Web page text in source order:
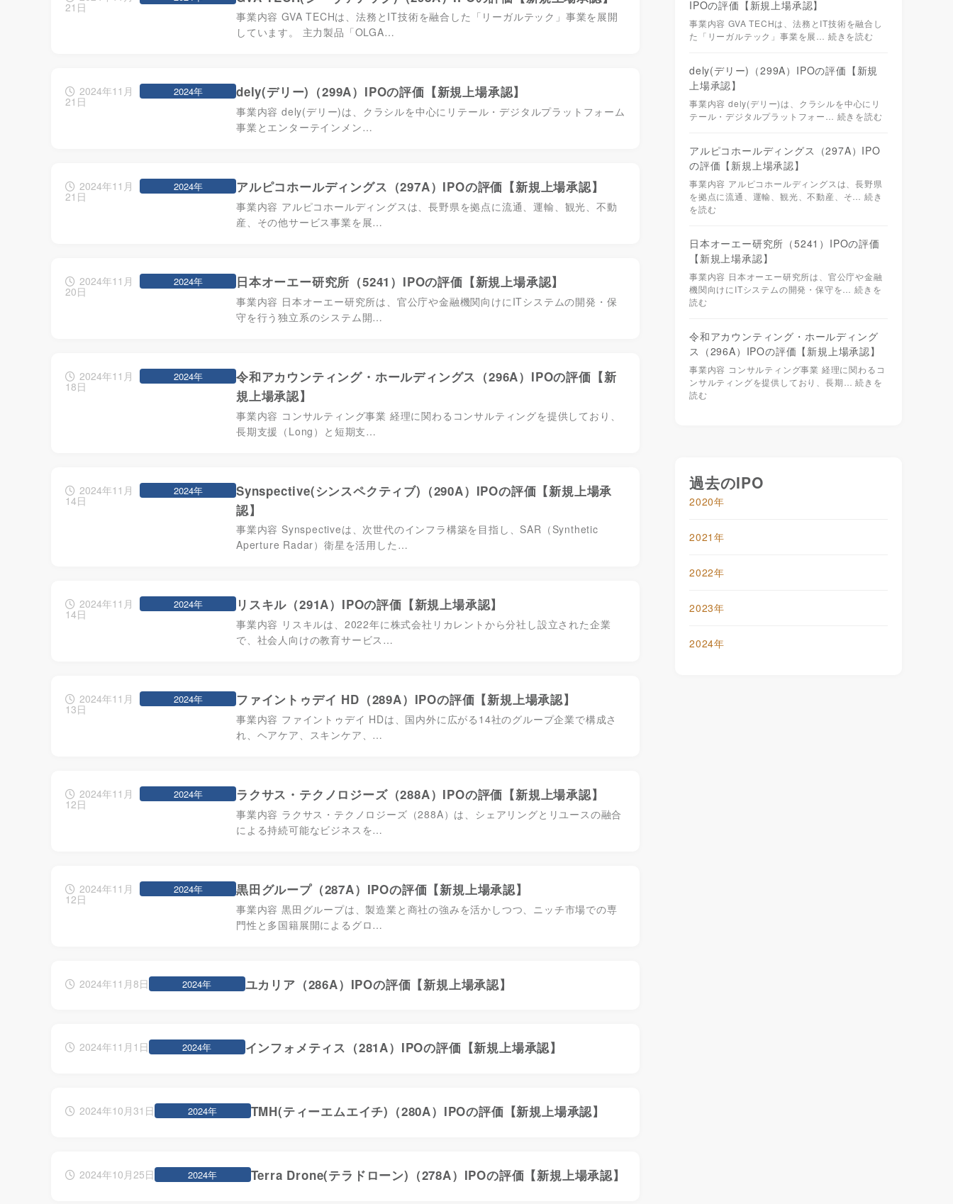
21日
事業内容 GVA TECHは、法務とIT技術を融合した「リーガルテック」事業を展開
しています。 主力製品「OLGA…
2024年
2024年11月
21日
dely(デリー)（299A）IPOの評価【新規上場承認】
事業内容 dely(デリー)は、クラシルを中心にリテール・デジタルプラットフォーム
事業とエンターテインメン…
2024年
2024年11月
21日
アルピコホールディングス（297A）IPOの評価【新規上場承認】
事業内容 アルピコホールディングスは、長野県を拠点に流通、運輸、観光、不動
産、その他サービス事業を展…
2024年
2024年11月
20日
日本オーエー研究所（5241）IPOの評価【新規上場承認】
事業内容 日本オーエー研究所は、官公庁や金融機関向けにITシステムの開発・保
守を行う独立系のシステム開…
2024年
2024年11月
18日
令和アカウンティング・ホールディングス（296A）IPOの評価【新
規上場承認】
事業内容 コンサルティング事業 経理に関わるコンサルティングを提供しており、
長期支援（Long）と短期支…
2024年
2024年11月
14日
Synspective(シンスペクティブ)（290A）IPOの評価【新規上場承
認】
事業内容 Synspectiveは、次世代のインフラ構築を目指し、SAR（Synthetic
Aperture Radar）衛星を活用した…
2024年
2024年11月
14日
リスキル（291A）IPOの評価【新規上場承認】
事業内容 リスキルは、2022年に株式会社リカレントから分社し設立された企業
で、社会人向けの教育サービス…
2024年
2024年11月
13日
ファイントゥデイ HD（289A）IPOの評価【新規上場承認】
事業内容 ファイントゥデイ HDは、国内外に広がる14社のグループ企業で構成さ
れ、ヘアケア、スキンケア、…
2024年
2024年11月
12日
ラクサス・テクノロジーズ（288A）IPOの評価【新規上場承認】
事業内容 ラクサス・テクノロジーズ（288A）は、シェアリングとリユースの融合
による持続可能なビジネスを…
2024年
2024年11月
12日
黒田グループ（287A）IPOの評価【新規上場承認】
事業内容 黒田グループは、製造業と商社の強みを活かしつつ、ニッチ市場での専
門性と多国籍展開によるグロ…
2024年
2024年11月8日 ユカリア（286A）IPOの評価【新規上場承認】
2024年
2024年11月1日 インフォメティス（281A）IPOの評価【新規上場承認】
2024年
2024年10月31日 TMH(ティーエムエイチ)（280A）IPOの評価【新規上場承認】
2024年
2024年10月25日 Terra Drone(テラドローン)（278A）IPOの評価【新規上場承認】
IPOの評価【新規上場承認】
事業内容 GVA TECHは、法務とIT技術を融合し
た「リーガルテック」事業を展… 続きを読む
dely(デリー)（299A）IPOの評価【新規
上場承認】
事業内容 dely(デリー)は、クラシルを中心にリ
テール・デジタルプラットフォー… 続きを読む
アルピコホールディングス（297A）IPO
の評価【新規上場承認】
事業内容 アルピコホールディングスは、長野県
を拠点に流通、運輸、観光、不動産、そ…続き
を読む
日本オーエー研究所（5241）IPOの評価
【新規上場承認】
事業内容 日本オーエー研究所は、官公庁や金融
機関向けにITシステムの開発・保守を…続きを
読む
令和アカウンティング・ホールディング
ス（296A）IPOの評価【新規上場承認】
事業内容 コンサルティング事業 経理に関わるコ
ンサルティングを提供しており、長期…続きを
読む
過去のIPO
2020年
2021年
2022年
2023年
2024年